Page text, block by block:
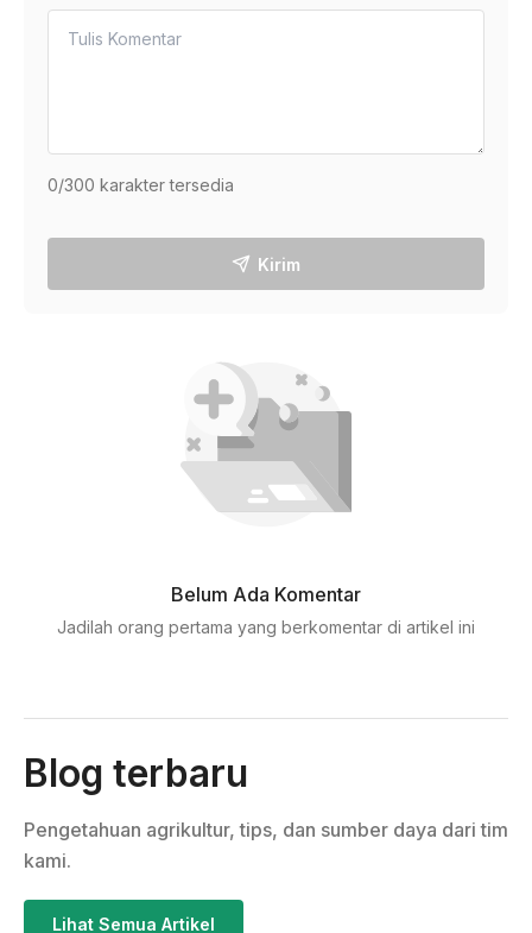
0/300 karakter tersedia
Kirim
Belum Ada Komentar
Jadilah orang pertama yang berkomentar di artikel ini
Blog terbaru
Pengetahuan agrikultur, tips, dan sumber daya dari tim
kami.
Lihat Semua Artikel